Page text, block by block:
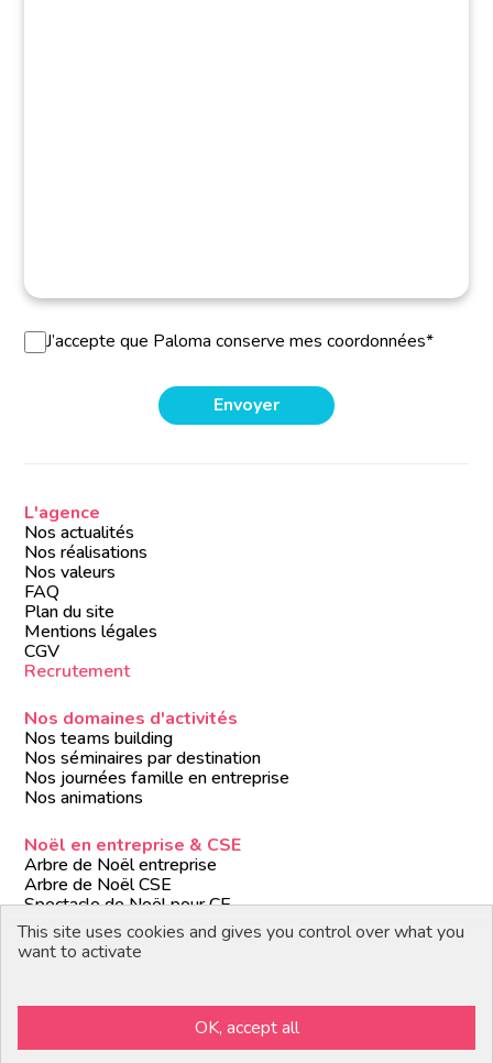
J’accepte que Paloma conserve mes coordonnées*
L'agence
Nos actualités
Nos réalisations
Nos valeurs
FAQ
Plan du site
Mentions légales
CGV
Recrutement
Nos domaines d'activités
Nos teams building
Nos séminaires par destination
Nos journées famille en entreprise
Nos animations
Noël en entreprise & CSE
Arbre de Noël entreprise
Arbre de Noël CSE
Spectacle de Noël pour CE
Animations de Noël entreprise
Formules de Noël clé en main
This site uses cookies and gives you control over what you
want to activate
OK, accept all